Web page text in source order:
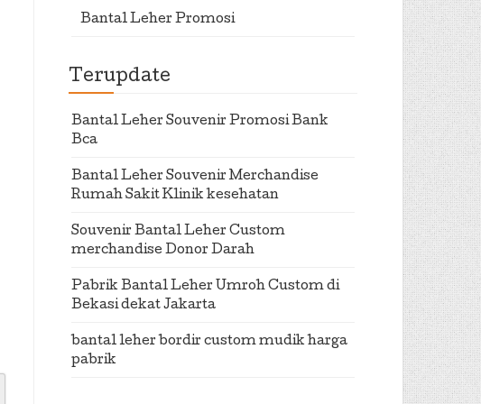
Bantal Leher Promosi
Terupdate
Bantal Leher Souvenir Promosi Bank
Bca
Bantal Leher Souvenir Merchandise
Rumah Sakit Klinik kesehatan
Souvenir Bantal Leher Custom
merchandise Donor Darah
Pabrik Bantal Leher Umroh Custom di
Bekasi dekat Jakarta
bantal leher bordir custom mudik harga
pabrik